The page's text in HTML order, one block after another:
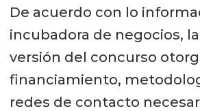
De acuerdo con lo
incubadora de negocios,
versión del concurso
financiamiento,
redes de contacto